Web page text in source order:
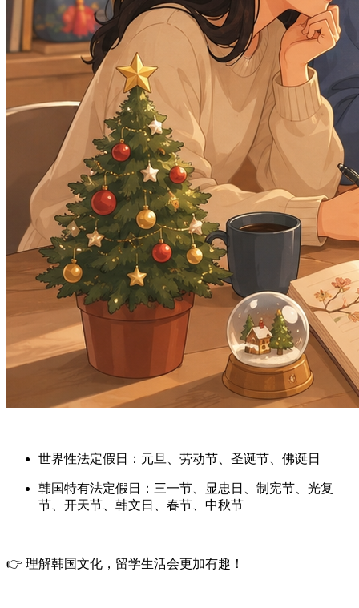
世界性法定假日： 元旦、劳动节、圣诞节、佛诞日
韩国特有法定假日： 三一节、显忠日、制宪节、光复
节、开天节、韩文日、春节、中秋节
👉 理解韩国文化，留学生活会更加有趣！